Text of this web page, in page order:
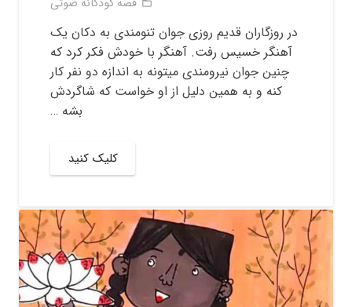
folder_open قصه کودکانه صوتی
در روزگاران قدیم روزی جوان تنومندی به دکان یک
آهنگر خسیس رفت. آهنگر با خودش فکر کرد که
چنین جوان نیرومندی میتونه به اندازه دو نفر کار
کنه و به همین دلیل از او خواست که شاگردش
بشه …
کلیک کنید